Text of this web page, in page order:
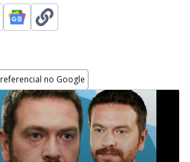
no Google